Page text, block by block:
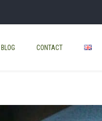
BLOG CONTACT